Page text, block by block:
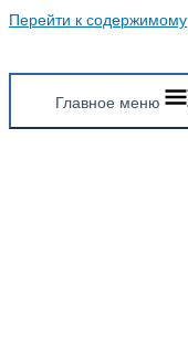
Перейти к содержимому
Главное меню